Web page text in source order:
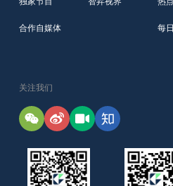
合作自媒体 每
关注我们